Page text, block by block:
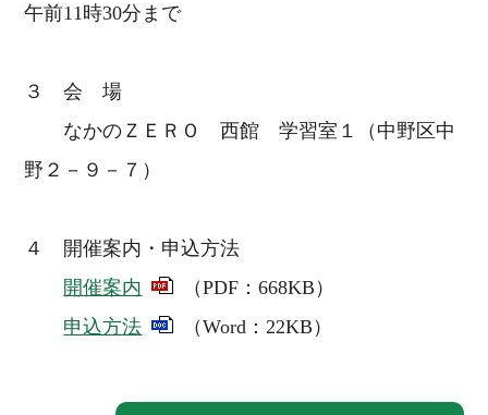
午前11時30分まで
３ 会 場
なかのＺＥＲＯ 西館 学習室１（中野区中
野２－９－７）
４ 開催案内・申込方法
開催案内
（PDF：668KB）
申込方法
（Word：22KB）